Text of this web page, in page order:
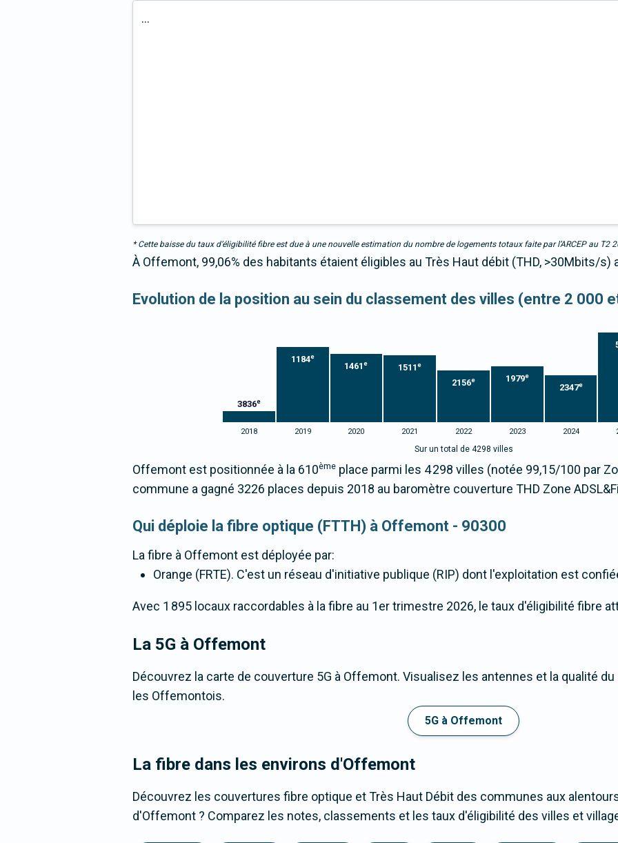
...
* Cette baisse du taux d’éligibilité fibre est due à une nouvelle estimation du nombre de logements totaux faite par l’ARCEP au T2
À Offemont, 99,06% des habitants étaient éligibles au Très Haut débit (THD, >30Mbits/s)
Evolution de la position au sein du classement des villes (entre 2 000
3836e
1184e
1461e 1511e
2156e 1979e
2347e
2018 2019 2020 2021 2022 2023 2024
Sur un total de 4298 villes
Offemont est positionnée à la 610ème place parmi les 4 298 villes (notée 99,15/100 par
commune a gagné 3226 places depuis 2018 au baromètre couverture THD Zone
Qui déploie la fibre optique (FTTH) à Offemont - 90300
La fibre à Offemont est déployée par:
Orange (FRTE). C'est un réseau d'initiative publique (RIP) dont l'exploitation est
Avec 1 895 locaux raccordables à la fibre au 1er trimestre 2026, le taux d'éligibilité fibre
La 5G à Offemont
Découvrez la carte de couverture 5G à Offemont. Visualisez les antennes et la qualité
les Offemontois.
5G à Offemont
La fibre dans les environs d'Offemont
Découvrez les couvertures fibre optique et Très Haut Débit des communes aux
d'Offemont ? Comparez les notes, classements et les taux d'éligibilité des villes et